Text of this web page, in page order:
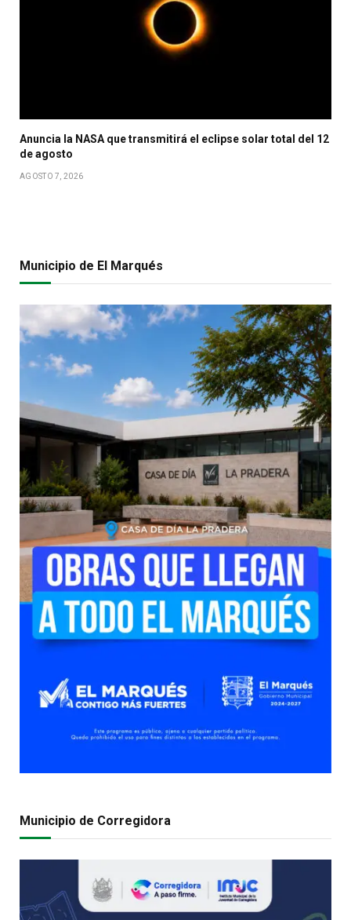
Anuncia la NASA que transmitirá el eclipse solar total del 12
de agosto
AGOSTO 7, 2026
Municipio de El Marqués
Municipio de Corregidora